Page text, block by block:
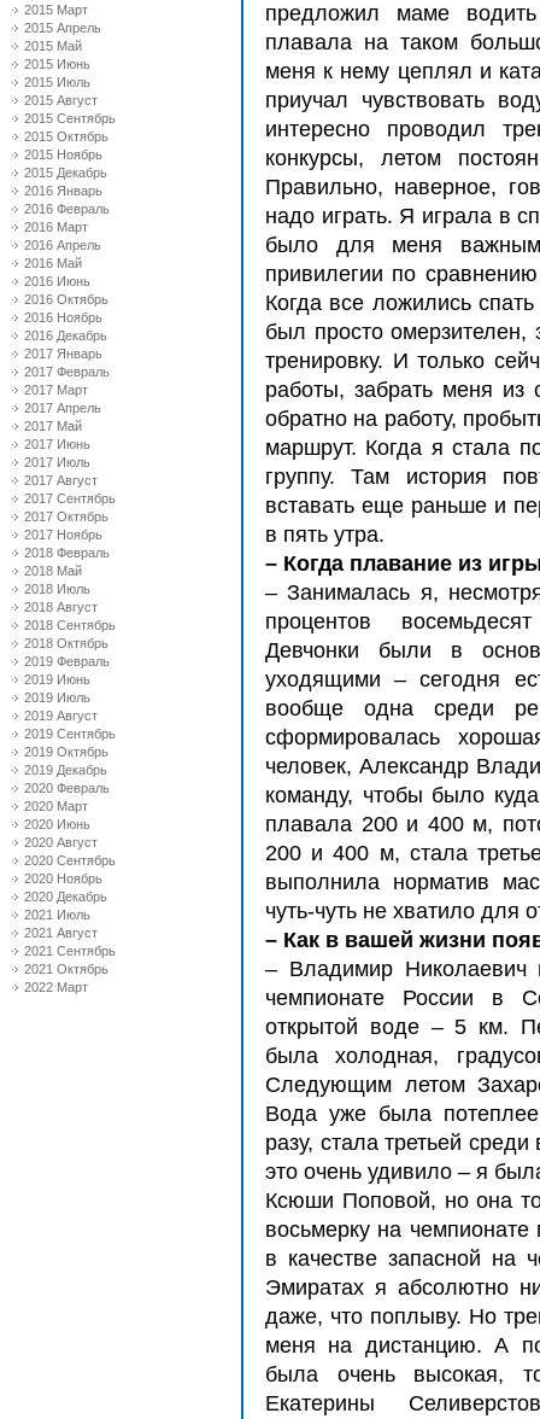
2015 Март
2015 Апрель
2015 Май
2015 Июнь
2015 Июль
2015 Август
2015 Сентябрь
2015 Октябрь
2015 Ноябрь
2015 Декабрь
2016 Январь
2016 Февраль
2016 Март
2016 Апрель
2016 Май
2016 Июнь
2016 Октябрь
2016 Ноябрь
2016 Декабрь
2017 Январь
2017 Февраль
2017 Март
2017 Апрель
2017 Май
2017 Июнь
2017 Июль
2017 Август
2017 Сентябрь
2017 Октябрь
2017 Ноябрь
2018 Февраль
2018 Май
2018 Июль
2018 Август
2018 Сентябрь
2018 Октябрь
2019 Февраль
2019 Июнь
2019 Июль
2019 Август
2019 Сентябрь
2019 Октябрь
2019 Декабрь
2020 Февраль
2020 Март
2020 Июнь
2020 Август
2020 Сентябрь
2020 Ноябрь
2020 Декабрь
2021 Июль
2021 Август
2021 Сентябрь
2021 Октябрь
2022 Март
предложил маме
плавала на таком
меня к нему цеплял и
приучал чувствовать
интересно проводил
конкурсы, летом
Правильно, наверное,
надо играть. Я играла в
было для меня
привилегии по
Когда все ложились
был просто
тренировку. И только
работы, забрать меня из
обратно на работу,
маршрут. Когда я стала
группу. Там история
вставать еще раньше и
в пять утра.
– Когда плавание из
– Занималась я,
процентов
Девчонки были в
уходящими – сегодня
вообще одна среди
сформировалась
человек, Александр
команду, чтобы было
плавала 200 и 400 м,
200 и 400 м, стала
выполнила норматив
чуть-чуть не хватило для
– Как в вашей жизни
– Владимир Николаевич
чемпионате России в
открытой воде – 5 км.
была холодная,
Следующим летом
Вода уже была
разу, стала третьей
это очень удивило – я
Ксюши Поповой, но она
восьмерку на
в качестве запасной на
Эмиратах я абсолютно
даже, что поплыву. Но
меня на дистанцию. А
была очень высокая,
Екатерины